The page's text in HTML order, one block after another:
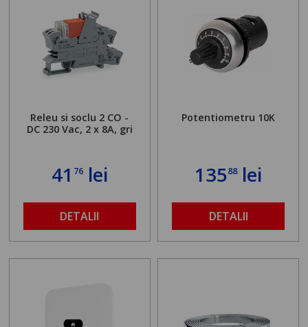
Releu si soclu 2 CO -
DC 230 Vac, 2 x 8A, gri
41 76lei
DETALII
Potentiometru 10K
13588lei
DETALII